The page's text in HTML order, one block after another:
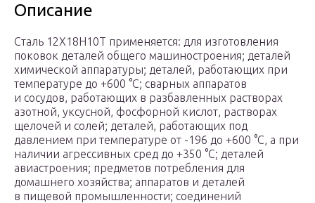
Описание
Сталь 12Х18Н10Т применяется: для изготовления
поковок деталей общего машиностроения; деталей
химической аппаратуры; деталей, работающих при
температуре до +600 °С; сварных аппаратов
и сосудов, работающих в разбавленных растворах
азотной, уксусной, фосфорной кислот, растворах
щелочей и солей; деталей, работающих под
давлением при температуре от -196 до +600 °С, а при
наличии агрессивных сред до +350 °С; деталей
авиастроения; предметов потребления для
домашнего хозяйства; аппаратов и деталей
в пищевой промышленности; соединений